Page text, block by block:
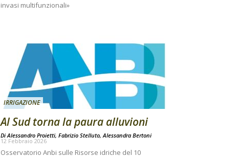
invasi multifunzionali»
IRRIGAZIONE
Al Sud torna la paura alluvioni
DiAlessandro Proietti, Fabrizio Stelluto, Alessandra Bertoni
12 Febbraio 2026
Osservatorio Anbi sulle Risorse idriche del 10